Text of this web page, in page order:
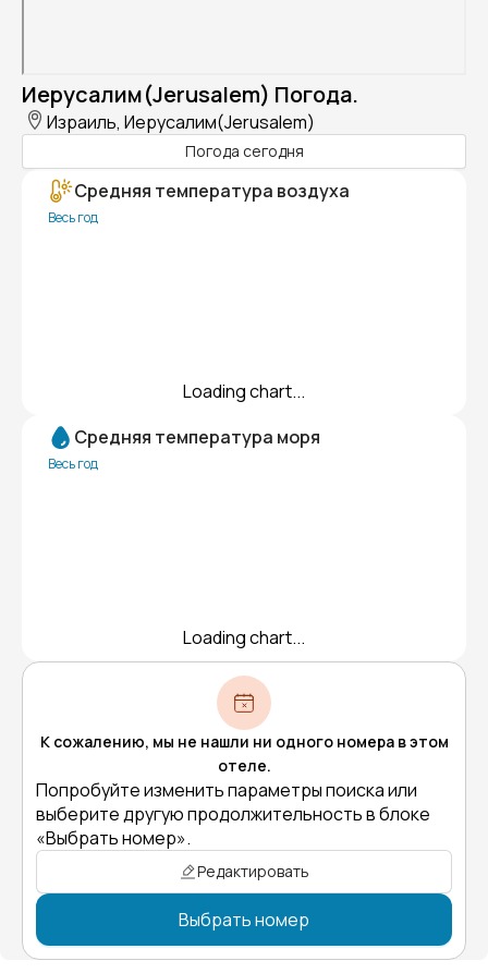
Иерусалим(Jerusalem) Погода.
Израиль, Иерусалим(Jerusalem)
Погода сегодня
Средняя температура воздуха
Весь год
Loading chart...
Средняя температура моря
Весь год
Loading chart...
К сожалению, мы не нашли ни одного номера в этом
отеле.
Попробуйте изменить параметры поиска или
выберите другую продолжительность в блоке
«Выбрать номер».
Редактировать
Выбрать номер